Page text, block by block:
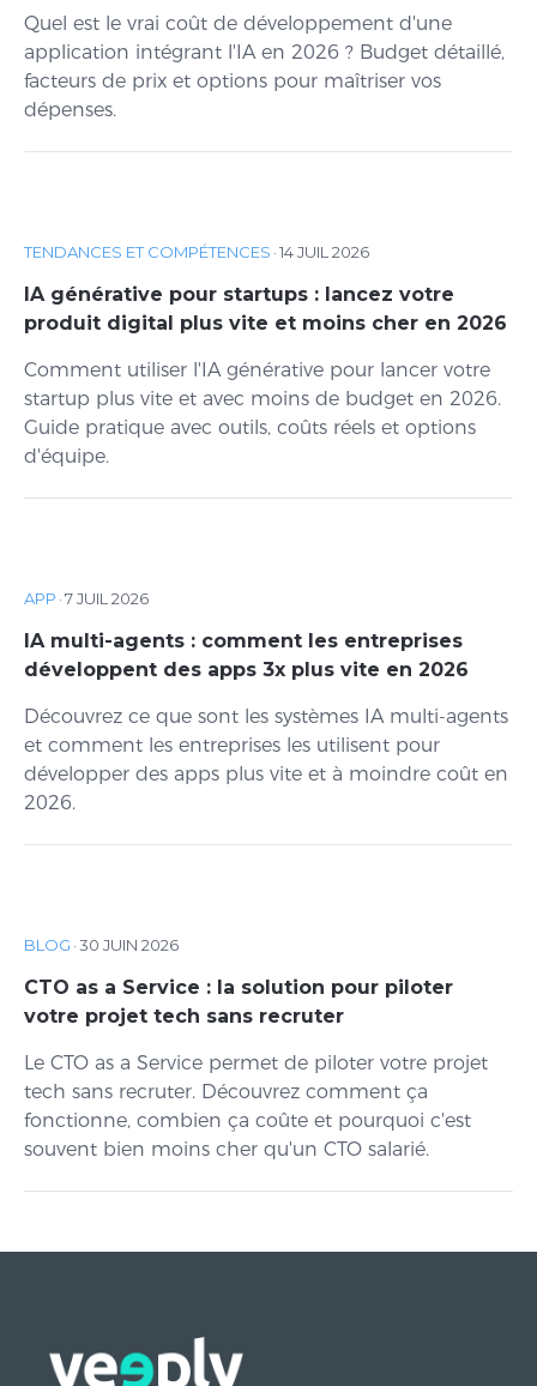
Quel est le vrai coût de développement d'une
application intégrant l'IA en 2026 ? Budget détaillé,
facteurs de prix et options pour maîtriser vos
dépenses.
TENDANCES ET COMPÉTENCES ·14 JUIL 2026
IA générative pour startups : lancez votre
produit digital plus vite et moins cher en 2026
Comment utiliser l'IA générative pour lancer votre
startup plus vite et avec moins de budget en 2026.
Guide pratique avec outils, coûts réels et options
d'équipe.
APP ·7 JUIL 2026
IA multi-agents : comment les entreprises
développent des apps 3x plus vite en 2026
Découvrez ce que sont les systèmes IA multi-agents
et comment les entreprises les utilisent pour
développer des apps plus vite et à moindre coût en
2026.
BLOG ·30 JUIN 2026
CTO as a Service : la solution pour piloter
votre projet tech sans recruter
Le CTO as a Service permet de piloter votre projet
tech sans recruter. Découvrez comment ça
fonctionne, combien ça coûte et pourquoi c'est
souvent bien moins cher qu'un CTO salarié.